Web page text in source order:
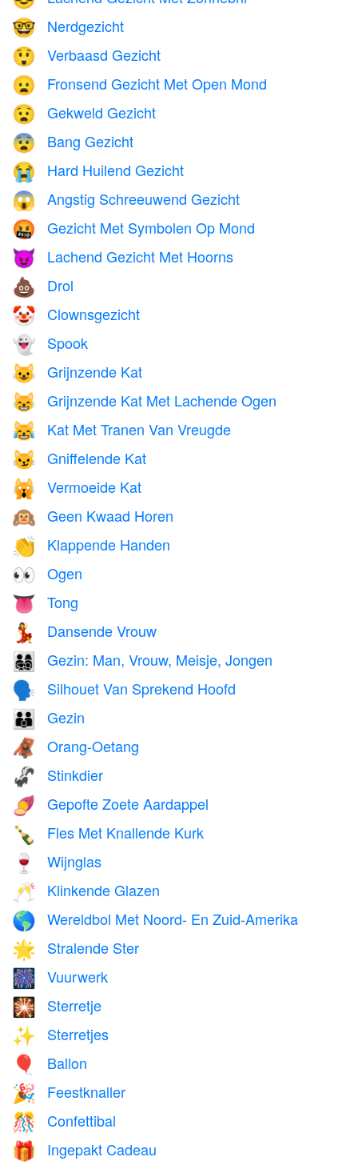
🤓 Nerdgezicht
😲 Verbaasd Gezicht
😦 Fronsend Gezicht Met Open Mond
😧 Gekweld Gezicht
😨 Bang Gezicht
😭 Hard Huilend Gezicht
😱 Angstig Schreeuwend Gezicht
🤬 Gezicht Met Symbolen Op Mond
😈 Lachend Gezicht Met Hoorns
💩 Drol
🤡 Clownsgezicht
👻 Spook
😺 Grijnzende Kat
😸 Grijnzende Kat Met Lachende Ogen
😹 Kat Met Tranen Van Vreugde
😼 Gniffelende Kat
🙀 Vermoeide Kat
🙉 Geen Kwaad Horen
👏 Klappende Handen
👀 Ogen
👅 Tong
💃 Dansende Vrouw
👨‍👩‍👧‍👦 Gezin: Man, Vrouw, Meisje, Jongen
🗣️ Silhouet Van Sprekend Hoofd
👪 Gezin
🦧 Orang-Oetang
🦨 Stinkdier
🍠 Gepofte Zoete Aardappel
🍾 Fles Met Knallende Kurk
🍷 Wijnglas
🥂 Klinkende Glazen
🌎 Wereldbol Met Noord- En Zuid-Amerika
🌟 Stralende Ster
🎆 Vuurwerk
🎇 Sterretje
✨ Sterretjes
🎈 Ballon
🎉 Feestknaller
🎊 Confettibal
🎁
Ingepakt Cadeau